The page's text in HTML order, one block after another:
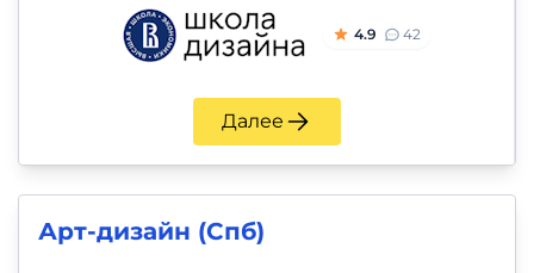
4.9 42
Далее
Арт-дизайн (Спб)